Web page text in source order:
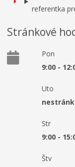
referentka
Stránkové
Pon
9:00 -
Uto
Str
9:00 -
Štv